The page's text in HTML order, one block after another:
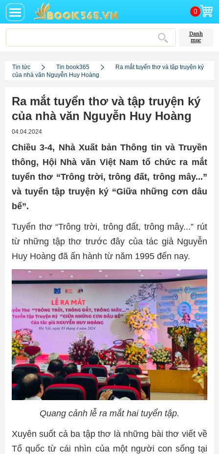
0
Danh
mục
Tin tức Tin book365
Ra mắt tuyển thơ và tập truyện ký
của nhà văn Nguyễn Huy Hoàng
Ra mắt tuyển thơ và tập truyện ký
của nhà văn Nguyễn Huy Hoàng
04.04.2024
Chiều 3-4, Nhà Xuất bản Thông tin và Truyền
thông, Hội Nhà văn Việt Nam tổ chức ra mắt
tuyển thơ “Trông trời, trông đất, trông mây...”
và tuyển tập truyện ký “Giữa những cơn dâu
bể”.
Tuyển thơ “Trông trời, trông đất, trông mây...” rút
từ những tập thơ trước đây của tác giả Nguyễn
Huy Hoàng đã ấn hành từ năm 1995 đến nay.
Quang cảnh lễ ra mắt hai tuyển tập.
Xuyên suốt cả ba tập thơ là những bài thơ viết về
Tổ quốc từ cái nhìn của một người con sống tại